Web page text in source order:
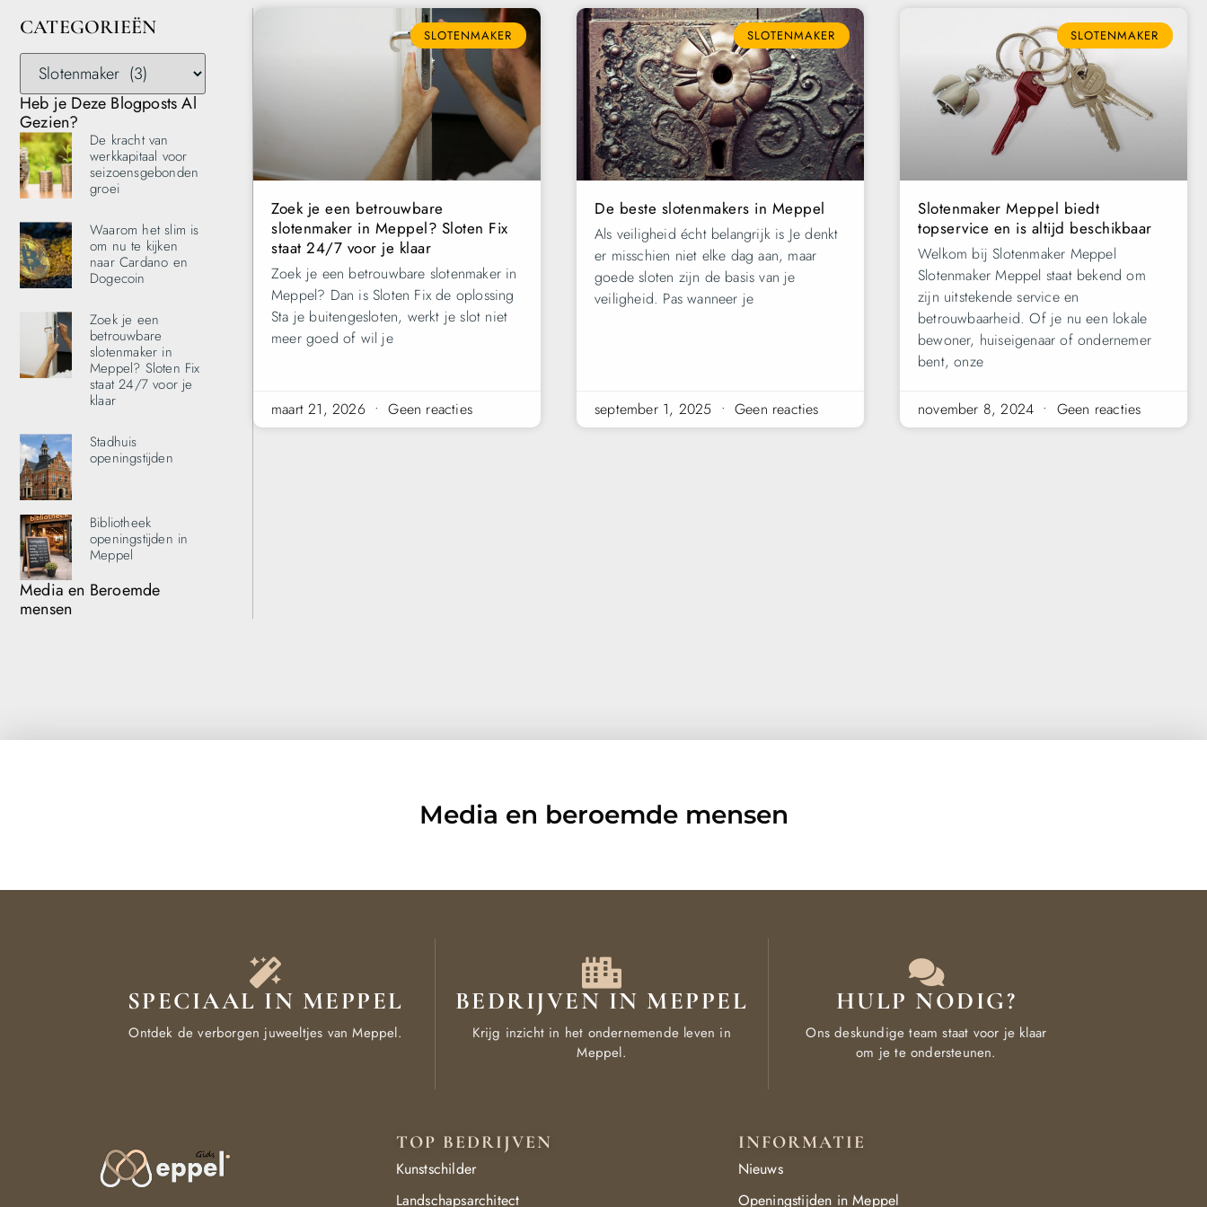
CATEGORIEËN
Heb je Deze Blogposts Al
Gezien?
De kracht van
werkkapitaal voor
seizoensgebonden
groei
Waarom het slim is
om nu te kijken
naar Cardano en
Dogecoin
Zoek je een
betrouwbare
slotenmaker in
Meppel? Sloten Fix
staat 24/7 voor je
klaar
Stadhuis
openingstijden
Bibliotheek
openingstijden in
Meppel
Media en Beroemde
mensen
SLOTENMAKER
Zoek je een betrouwbare
slotenmaker in Meppel? Sloten Fix
staat 24/7 voor je klaar
Zoek je een betrouwbare slotenmaker in
Meppel? Dan is Sloten Fix de oplossing
Sta je buitengesloten, werkt je slot niet
meer goed of wil je
maart 21, 2026 Geen reacties
SLOTENMAKER
De beste slotenmakers in Meppel
Als veiligheid écht belangrijk is Je denkt
er misschien niet elke dag aan, maar
goede sloten zijn de basis van je
veiligheid. Pas wanneer je
september 1, 2025 Geen reacties
SLOTENMAKER
Slotenmaker Meppel biedt
topservice en is altijd beschikbaar
Welkom bij Slotenmaker Meppel
Slotenmaker Meppel staat bekend om
zijn uitstekende service en
betrouwbaarheid. Of je nu een lokale
bewoner, huiseigenaar of ondernemer
bent, onze
november 8, 2024 Geen reacties
Media en beroemde mensen
SPECIAAL IN MEPPEL
Ontdek de verborgen juweeltjes van Meppel.
BEDRIJVEN IN MEPPEL
Krijg inzicht in het ondernemende leven in
Meppel.
HULP NODIG?
Ons deskundige team staat voor je klaar
om je te ondersteunen.
INFORMATIE
Nieuws
Openingstijden in Meppel
TOP BEDRIJVEN
Kunstschilder
Landschapsarchitect